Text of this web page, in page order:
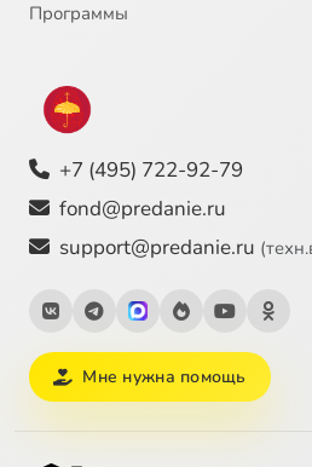
Программы
+7 (495) 722-92-79
fond@predanie.ru
support@predanie.ru
Мне нужна помощь